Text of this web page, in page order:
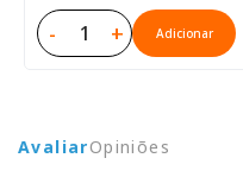
- + Adicionar
AvaliarOpiniões